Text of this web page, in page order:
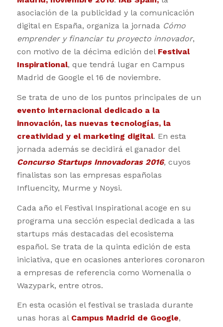
asociación de la publicidad y la comunicación
digital en España, organiza la jornada Cómo
emprender y financiar tu proyecto innovador,
con motivo de la décima edición del Festival
Inspirational, que tendrá lugar en Campus
Madrid de Google el 16 de noviembre.
Se trata de uno de los puntos principales de un
evento internacional dedicado a la
innovación, las nuevas tecnologías, la
creatividad y el marketing digital. En esta
jornada además se decidirá el ganador del
Concurso Startups Innovadoras 2016, cuyos
finalistas son las empresas españolas
Influencity, Murme y Noysi.
Cada año el Festival Inspirational acoge en su
programa una sección especial dedicada a las
startups más destacadas del ecosistema
español. Se trata de la quinta edición de esta
iniciativa, que en ocasiones anteriores coronaron
a empresas de referencia como Womenalia o
Wazypark, entre otros.
En esta ocasión el festival se traslada durante
unas horas al Campus Madrid de Google,